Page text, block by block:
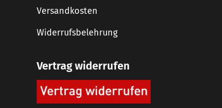
Versandkosten
Widerrufsbelehrung
Vertrag widerrufen